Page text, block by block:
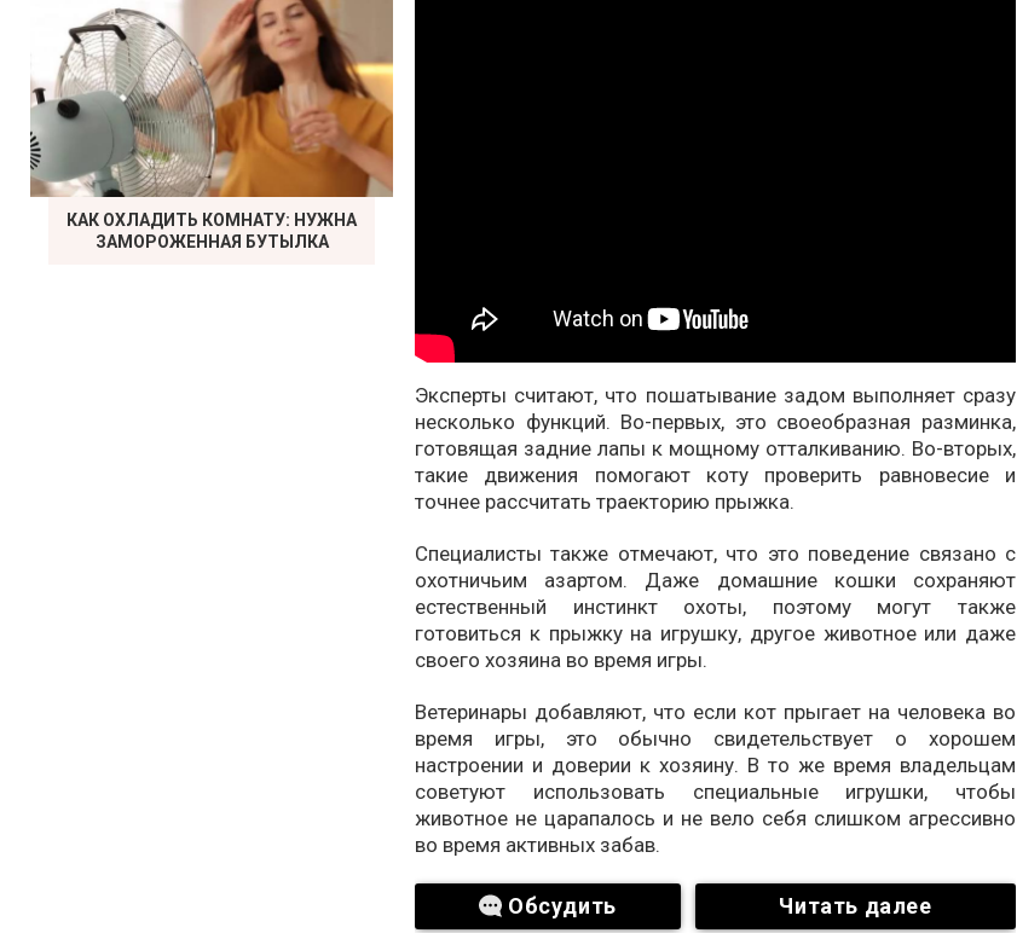
Эксперты считают, что пошатывание задом выполняет сразу
несколько функций. Во-первых, это своеобразная разминка,
готовящая задние лапы к мощному отталкиванию. Во-вторых,
такие движения помогают коту проверить равновесие и
точнее рассчитать траекторию прыжка.
Специалисты также отмечают, что это поведение связано с
охотничьим азартом. Даже домашние кошки сохраняют
естественный инстинкт охоты, поэтому могут также
готовиться к прыжку на игрушку, другое животное или даже
своего хозяина во время игры.
Ветеринары добавляют, что если кот прыгает на человека во
время игры, это обычно свидетельствует о хорошем
настроении и доверии к хозяину. В то же время владельцам
советуют использовать специальные игрушки, чтобы
животное не царапалось и не вело себя слишком агрессивно
во время активных забав.
Обсудить Читать далее
КАК ОХЛАДИТЬ КОМНАТУ: НУЖНА
ЗАМОРОЖЕННАЯ БУТЫЛКА